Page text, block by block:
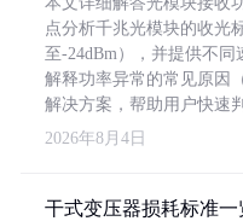
点分析千兆光模块的收光
至-24dBm），并提供不
解释功率异常的常见原因
解决方案，帮助用户快速
2026年8月4日
干式变压器损耗标准